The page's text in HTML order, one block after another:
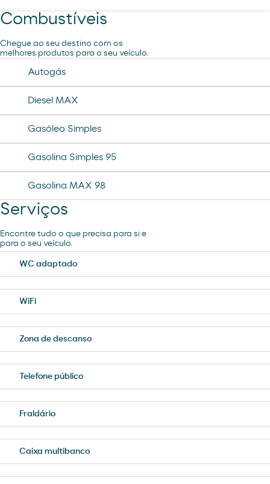
Combustíveis
Chegue ao seu destino com os
melhores produtos para o seu veículo.
Autogás
Diesel MAX
Gasóleo Simples
Gasolina Simples 95
Gasolina MAX 98
Serviços
Encontre tudo o que precisa para si e
para o seu veículo.
WC adaptado
WiFi
Zona de descanso
Telefone público
Fraldário
Caixa multibanco